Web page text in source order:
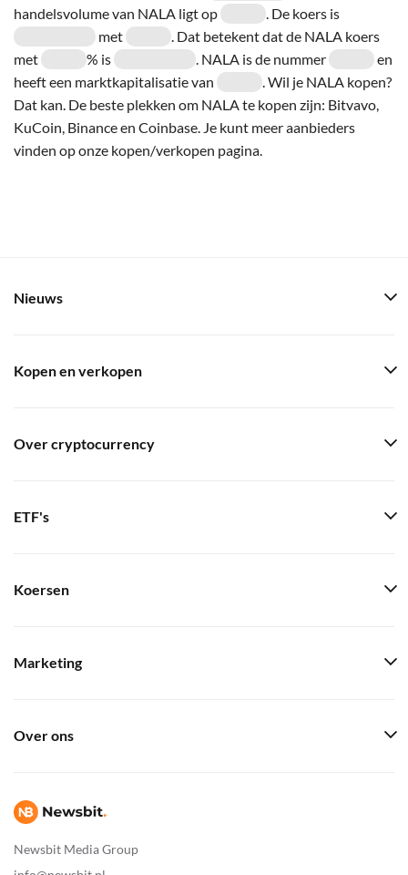
handelsvolume van NALA ligt op
. De koers is
met
. Dat betekent dat de NALA koers
met
% is . NALA is de nummer
en
heeft een marktkapitalisatie van
. Wil je NALA kopen?
Dat kan. De beste plekken om NALA te kopen zijn: Bitvavo,
KuCoin, Binance en Coinbase. Je kunt meer aanbieders
vinden op onze kopen/verkopen pagina.
Newsbit Media Group
Nieuws
Kopen en verkopen
Over cryptocurrency
ETF's
Koersen
Marketing
Over ons